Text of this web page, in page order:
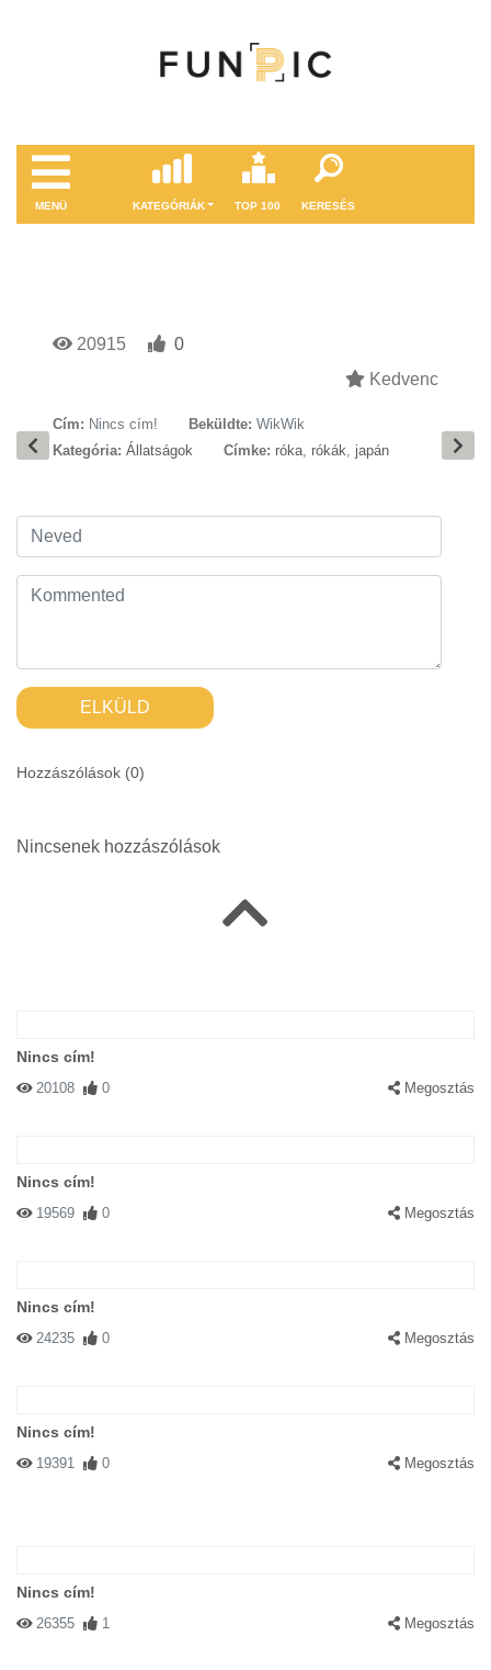
MENÜ KATEGÓRIÁK TOP 100 KERESÉS
20915
0
Kedvenc
Cím: Nincs cím! Beküldte: WikWik
Kategória: Állatságok Címke: róka, rókák, japán
ELKÜLD
Hozzászólások (0)
Nincsenek hozzászólások
Nincs cím!
20108 0 Megosztás
Nincs cím!
19569 0 Megosztás
Nincs cím!
24235 0 Megosztás
Nincs cím!
19391 0 Megosztás
Nincs cím!
26355 1 Megosztás